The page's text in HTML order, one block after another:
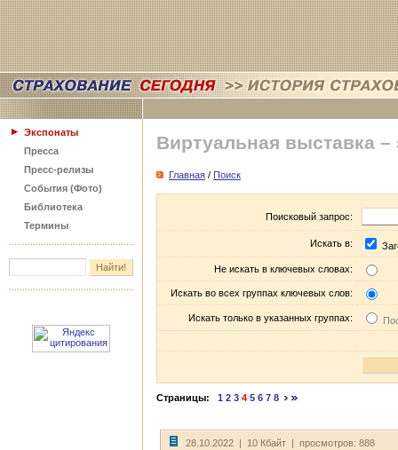
Экспонаты
Пресса
Пресс-релизы
События (Фото)
Библиотека
Термины
Виртуальная выставка –
Главная / Поиск
Поисковый запрос:
Искать в:
Не искать в ключевых словах:
Искать во всех группах ключевых слов:
Искать только в указанных группах:
Страницы: 1 2 3 4 5 6 7 8
28.10.2022 | 10 Кбайт | просмотров: 888